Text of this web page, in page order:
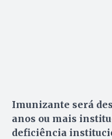
Imunizante será
anos ou mais
deficiência